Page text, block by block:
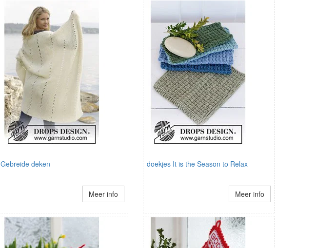
Gebreide deken
Meer info
doekjes It is the Season to Relax
Meer info